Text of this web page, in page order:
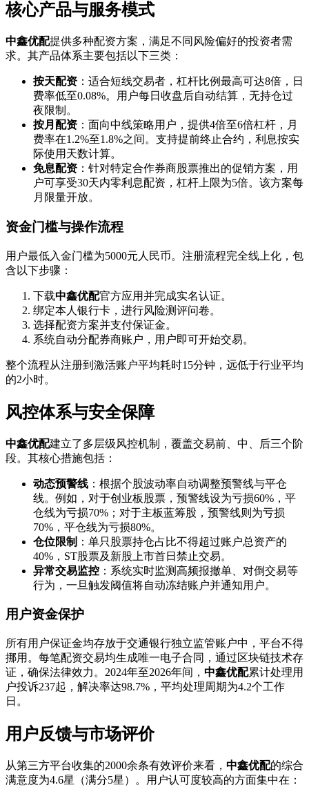
核心产品与服务模式
中鑫优配提供多种配资方案，满足不同风险偏好的投资者需
求。其产品体系主要包括以下三类：
按天配资 ：适合短线交易者，杠杆比例最高可达8倍，日
费率低至0.08%。用户每日收盘后自动结算，无持仓过
夜限制。
按月配资 ：面向中线策略用户，提供4倍至6倍杠杆，月
费率在1.2%至1.8%之间。支持提前终止合约，利息按实
际使用天数计算。
免息配资 ：针对特定合作券商股票推出的促销方案，用
户可享受30天内零利息配资，杠杆上限为5倍。该方案每
月限量开放。
资金门槛与操作流程
用户最低入金门槛为5000元人民币。注册流程完全线上化，包
含以下步骤：
下载中鑫优配官方应用并完成实名认证。
绑定本人银行卡，进行风险测评问卷。
选择配资方案并支付保证金。
系统自动分配券商账户，用户即可开始交易。
整个流程从注册到激活账户平均耗时15分钟，远低于行业平均
的2小时。
风控体系与安全保障
中鑫优配建立了多层级风控机制，覆盖交易前、中、后三个阶
段。其核心措施包括：
动态预警线 ：根据个股波动率自动调整预警线与平仓
线。例如，对于创业板股票，预警线设为亏损60%，平
仓线为亏损70%；对于主板蓝筹股，预警线则为亏损
70%，平仓线为亏损80%。
仓位限制 ：单只股票持仓占比不得超过账户总资产的
40%，ST股票及新股上市首日禁止交易。
异常交易监控 ：系统实时监测高频报撤单、对倒交易等
行为，一旦触发阈值将自动冻结账户并通知用户。
用户资金保护
所有用户保证金均存放于交通银行独立监管账户中，平台不得
挪用。每笔配资交易均生成唯一电子合同，通过区块链技术存
证，确保法律效力。2024年至2026年间， 中鑫优配累计处理用
户投诉237起，解决率达98.7%，平均处理周期为4.2个工作
日。
用户反馈与市场评价
从第三方平台收集的2000余条有效评价来看， 中鑫优配的综合
满意度为4.6星（满分5星）。用户认可度较高的方面集中在：